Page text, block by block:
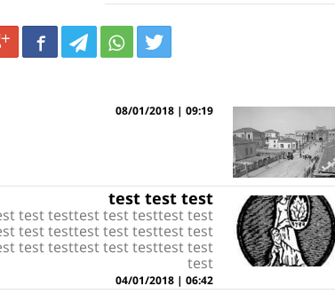
Twitter
Twitter
Twitter
09:19 | 08/01/2018
test test test
test testtest test testtest test
test testtest test testtest test
test testtest test testtest test
test
06:42 | 04/01/2018